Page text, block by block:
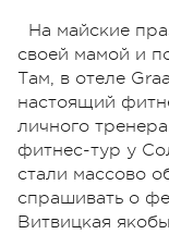
На майские
своей мамой и
Там, в отеле
настоящий
личного
фитнес-тур у
стали массово
спрашивать о
Витвицкая